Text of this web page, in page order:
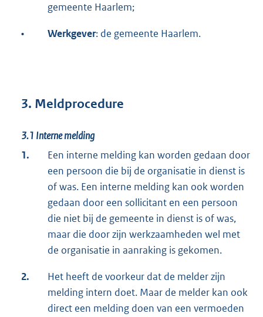
gemeente Haarlem;
• Werkgever: de gemeente Haarlem.
3. Meldprocedure
3.1 Interne melding
1.
Een interne melding kan worden gedaan door
een persoon die bij de organisatie in dienst is
of was. Een interne melding kan ook worden
gedaan door een sollicitant en een persoon
die niet bij de gemeente in dienst is of was,
maar die door zijn werkzaamheden wel met
de organisatie in aanraking is gekomen.
2.
Het heeft de voorkeur dat de melder zijn
melding intern doet. Maar de melder kan ook
direct een melding doen van een vermoeden